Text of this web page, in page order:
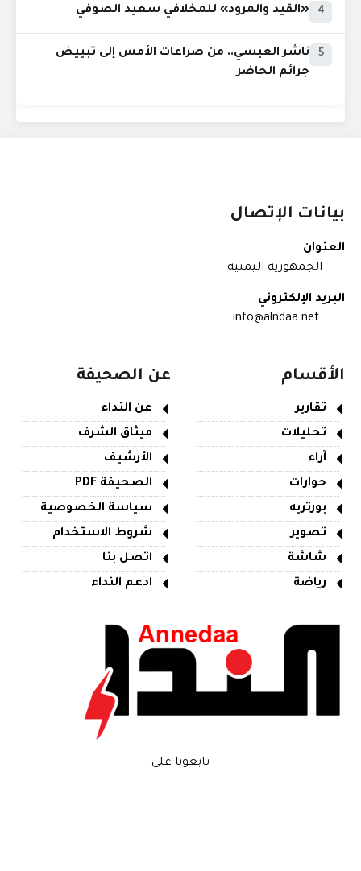
4 «القيد والمرود» للمخلافي سعيد الصوفي
5
ناشر العبسي.. من صراعات الأمس إلى تبييض
جرائم الحاضر
بيانات الإتصال
العنوان
الجمهورية اليمنية
البريد الإلكتروني
info@alndaa.net
الأقسام
تقارير
تحليلات
آراء
حوارات
بورتريه
تصوير
شاشة
رياضة
عن الصحيفة
عن النداء
ميثاق الشرف
الأرشيف
الصحيفة PDF
سياسة الخصوصية
شروط الاستخدام
اتصل بنا
ادعم النداء
تابعونا على